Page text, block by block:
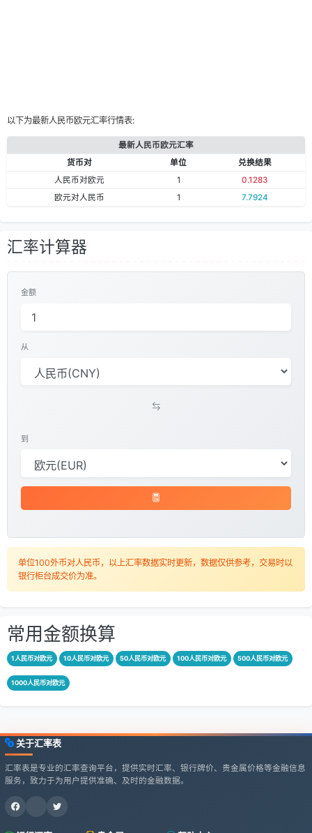
以下为最新人民币欧元汇率行情表:
最新人民币欧元汇率
货币对
单位
兑换结果
人民币对欧元
1
0.1283
欧元对人民币
1 7.7924
汇率计算器
金额
从
到
单位100外币对人民币，以上汇率数据实时更新，数据仅供参考，交易时以
银行柜台成交价为准。
常用金额换算
1人民币对欧元 10人民币对欧元 50人民币对欧元 100人民币对欧元 500人民币对欧元
1000人民币对欧元
关于汇率表
汇率表是专业的汇率查询平台，提供实时汇率、银行牌价、贵金属价格等金融信息
服务，致力于为用户提供准确、及时的金融数据。